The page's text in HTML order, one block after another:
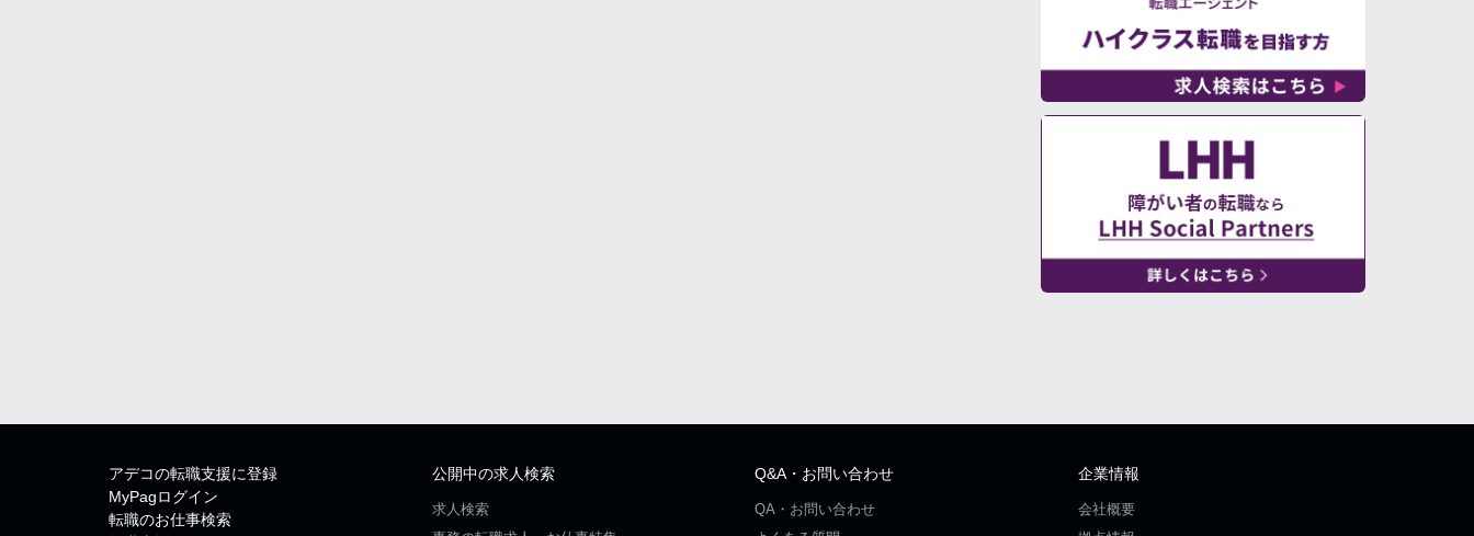
アデコの転職支援に登録
MyPagログイン
転職のお仕事検索
公開中の求人検索
求人検索
Q&A・お問い合わせ
QA・お問い合わせ
企業情報
会社概要